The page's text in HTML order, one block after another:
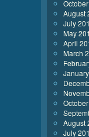
August
July
May
April
March
August
July